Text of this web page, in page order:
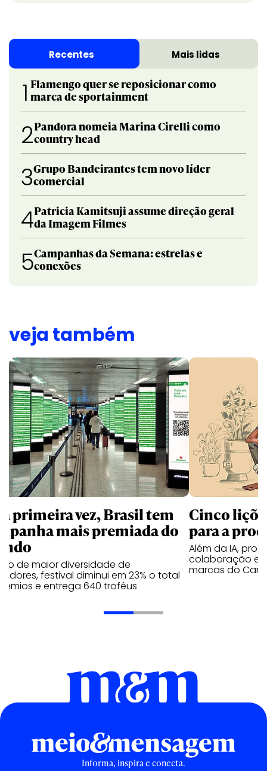
Recentes Mais lidas
1 Flamengo quer se reposicionar como
marca de sportainment
2Pandora nomeia Marina Cirelli como
country head
3Grupo Bandeirantes tem novo líder
comercial
4Patricia Kamitsuji assume direção geral
da Imagem Filmes
5Campanhas da Semana: estrelas e
conexões
veja também
primeira vez, Brasil tem
mais premiada do
de maior diversidade de
festival diminui em 23% o total
e entrega 640 troféus
Cinco
para a
Além da IA,
colaboração e
marcas do
Informa, inspira e conecta.